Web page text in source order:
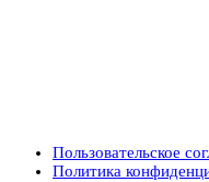
Пользовательское
Политика